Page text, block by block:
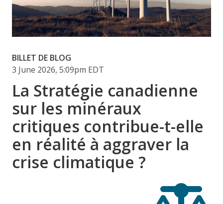
BILLET DE BLOG
3 June 2026, 5:09pm EDT
La Stratégie canadienne
sur les minéraux
critiques contribue-t-elle
en réalité à aggraver la
crise climatique ?